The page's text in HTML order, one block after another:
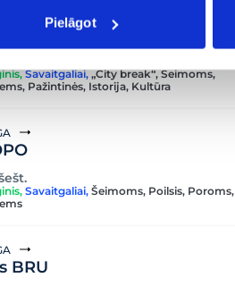
Pielāgot
LON
,Savaitgaliai,„City break“,Šeimoms,
, Pažintinės, Istorija, Kultūra
, Savaitgaliai, Šeimoms, Poilsis, Poroms,
BRU